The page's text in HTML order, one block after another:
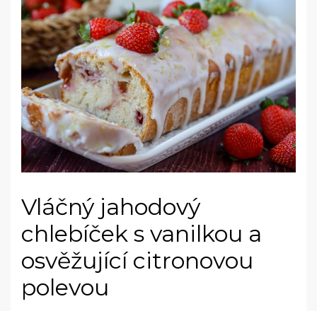
Vláčný jahodový
chlebíček s vanilkou a
osvěžující citronovou
polevou